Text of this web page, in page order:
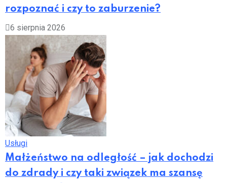
rozpoznać i czy to zaburzenie?
6 sierpnia 2026
Usługi
Małżeństwo na odległość – jak dochodzi
do zdrady i czy taki związek ma szansę